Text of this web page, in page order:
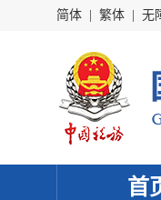
简体 繁体 无
首